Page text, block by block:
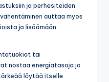
ja perhesiteiden
auttaa myös
ja lisäämään
tai
nostaa energiatasoja ja
löytää itselle